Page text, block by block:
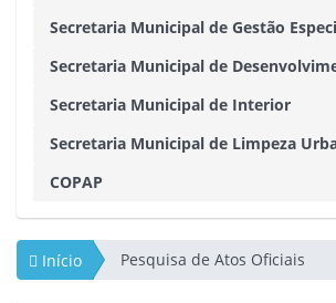
Secretaria Municipal de Gestão
Secretaria Municipal de
Secretaria Municipal de Interior
Secretaria Municipal de Limpeza
COPAP
Início Pesquisa de Atos Oficiais